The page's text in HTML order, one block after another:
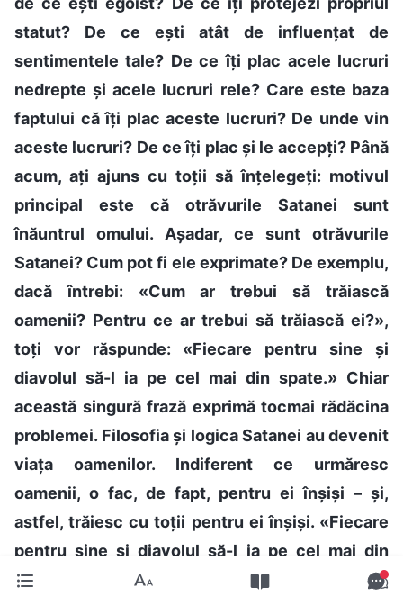
statut? De ce ești atât de influențat de
sentimentele tale? De ce îți plac acele lucruri
nedrepte și acele lucruri rele? Care este baza
faptului că îți plac aceste lucruri? De unde vin
aceste lucruri? De ce îți plac și le accepți? Până
acum, ați ajuns cu toții să înțelegeți: motivul
principal este că otrăvurile Satanei sunt
înăuntrul omului. Așadar, ce sunt otrăvurile
Satanei? Cum pot fi ele exprimate? De exemplu,
dacă întrebi: «Cum ar trebui să trăiască
oamenii? Pentru ce ar trebui să trăiască ei?»,
toți vor răspunde: «Fiecare pentru sine și
diavolul să-l ia pe cel mai din spate.» Chiar
această singură frază exprimă tocmai rădăcina
problemei. Filosofia și logica Satanei au devenit
viața oamenilor. Indiferent ce urmăresc
oamenii, o fac, de fapt, pentru ei înșiși – și,
astfel, trăiesc cu toții pentru ei înșiși. «Fiecare
pentru sine și diavolul să-l ia pe cel mai din
spate» – aceasta este filosofia de viață a omului